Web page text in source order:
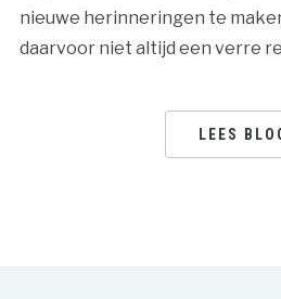
nieuwe herinneringen te
daarvoor niet altijd een verre
LEES